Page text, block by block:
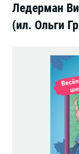
Ледерман
(ил. Ольги